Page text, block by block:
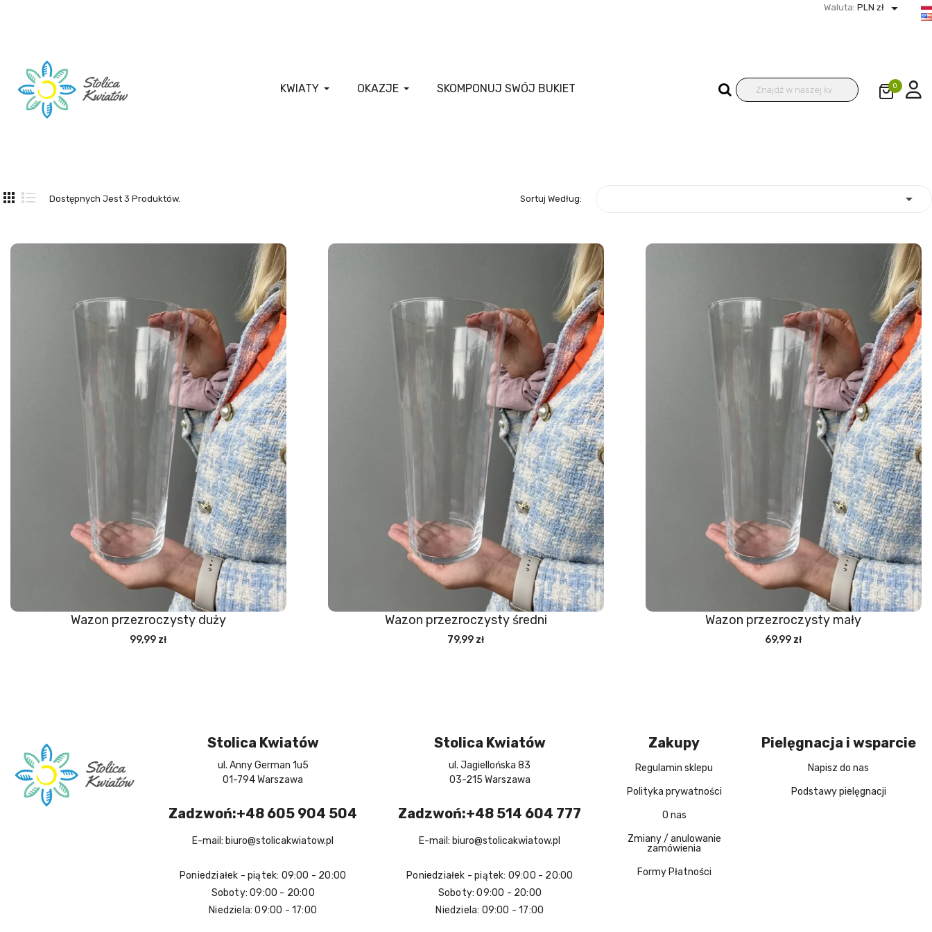
Waluta: PLN zł 
KWIATY OKAZJE SKOMPONUJ SWÓJ BUKIET 0
Dostępnych Jest 3 Produktów. Sortuj Według: 
Wazon przezroczysty duży
99,99 zł
Wazon przezroczysty średni
79,99 zł
Wazon przezroczysty mały
69,99 zł
Stolica Kwiatów
ul. Anny German 1u5
01-794 Warszawa
Zadzwoń:+48 605 904 504
E-mail: biuro@stolicakwiatow.pl
Poniedziałek - piątek: 09:00 - 20:00
Soboty: 09:00 - 20:00
Niedziela: 09:00 - 17:00
Stolica Kwiatów
ul. Jagiellońska 83
03-215 Warszawa
Zadzwoń:+48 514 604 777
E-mail: biuro@stolicakwiatow.pl
Poniedziałek - piątek: 09:00 - 20:00
Soboty: 09:00 - 20:00
Niedziela: 09:00 - 17:00
Zakupy
Regulamin sklepu
Polityka prywatności
O nas
Zmiany / anulowanie
zamówienia
Formy Płatności
Pielęgnacja i wsparcie
Napisz do nas
Podstawy pielęgnacji